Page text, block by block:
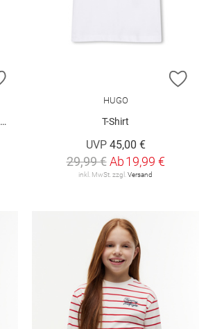
ZUR
HUGO
T-Shirt
UVP 45,00 €
29,99 € Ab19,99 €
inkl. MwSt. zzgl.Versand